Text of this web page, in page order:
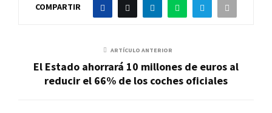
COMPARTIR
ARTÍCULO ANTERIOR
El Estado ahorrará 10 millones de euros al
reducir el 66% de los coches oficiales